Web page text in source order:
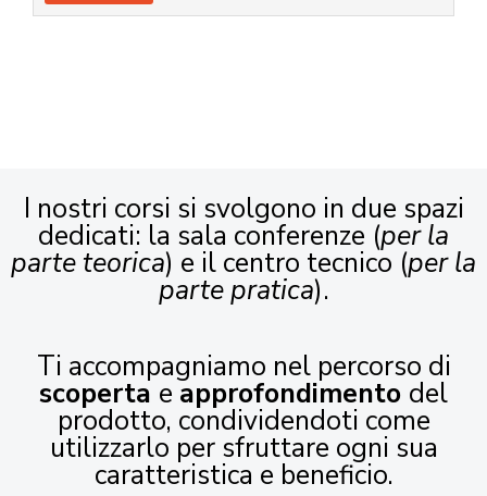
I nostri corsi si svolgono in due spazi
dedicati: la sala conferenze (per la
parte teorica) e il centro tecnico (per la
parte pratica).
Ti accompagniamo nel percorso di
scoperta e approfondimento del
prodotto, condividendoti come
utilizzarlo per sfruttare ogni sua
caratteristica e beneficio.